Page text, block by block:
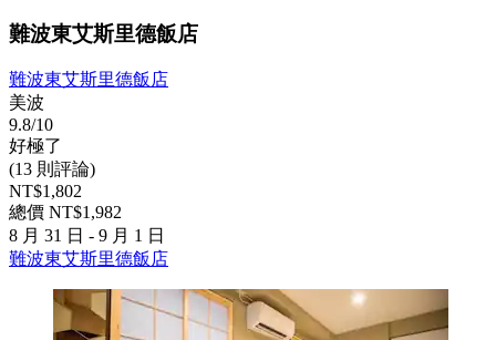
難波東艾斯里德飯店
難波東艾斯里德飯店
美波
9.8/10
好極了
(13 則評論)
NT$1,802
總價 NT$1,982
8 月 31 日 - 9 月 1 日
難波東艾斯里德飯店